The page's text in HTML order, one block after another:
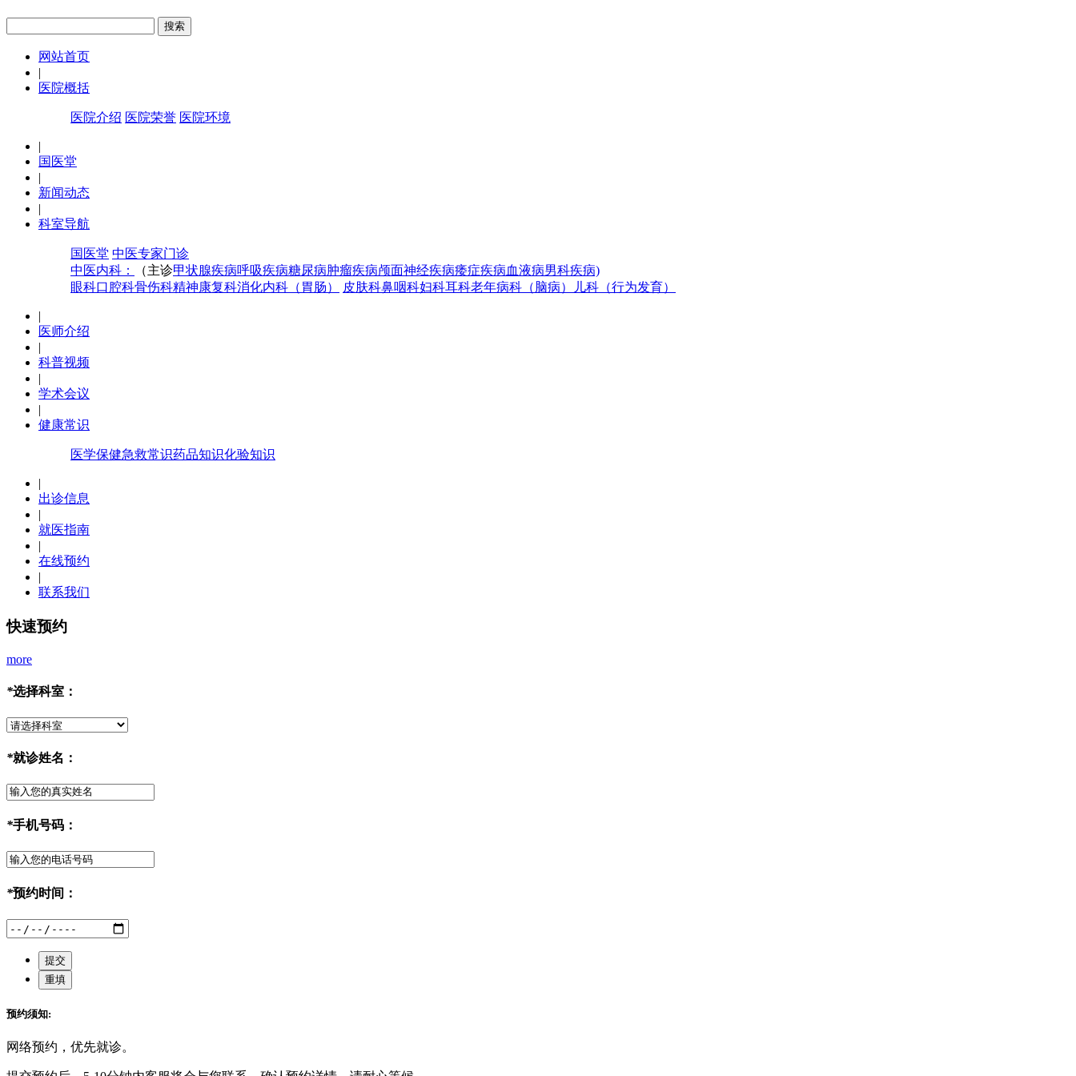
网站首页
|
医院概括
医院介绍 医院荣誉 医院环境
|
国医堂
|
新闻动态
|
科室导航
国医堂 中医专家门诊
中医内科：
（主诊甲状腺疾病呼吸疾病糖尿病肿瘤疾病颅面神经疾病痿症疾病血液病男科疾病)
眼科口腔科骨伤科精神康复科消化内科（胃肠） 皮肤科鼻咽科妇科耳科老年病科（脑病） 儿科（行为发育）
|
医师介绍
|
科普视频
|
学术会议
|
健康常识
医学保健急救常识药品知识化验知识
|
出诊信息
|
就医指南
|
在线预约
|
联系我们
快速预约
more
*选择科室：
*就诊姓名：
*手机号码：
*预约时间：
预约须知:
网络预约，优先就诊。